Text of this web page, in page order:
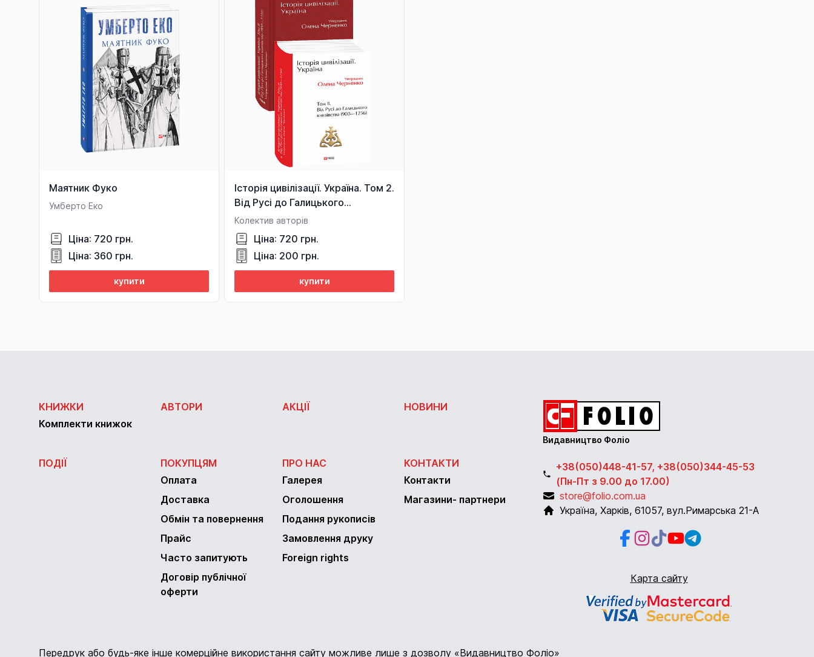
Маятник Фуко
Умберто Еко
Ціна: 720 грн.
Ціна: 360 грн.
купити
Історія цивілізації. Україна. Том 2.
Від Русі до Галицького
князівства (900–1256)
Колектив авторів
Ціна: 720 грн.
Ціна: 200 грн.
купити
КНИЖКИ
Комплекти книжок
АВТОРИ АКЦІЇ НОВИНИ
ПОДІЇ
ПОКУПЦЯМ
Оплата
Доставка
Обмін та повернення
Прайс
Часто запитують
Договір публічної
оферти
ПРО НАС
Галерея
Оголошення
Подання рукописів
Замовлення друку
Foreign rights
КОНТАКТИ
Контакти
Магазини- партнери
Видавництво Фоліо
+38(050)448-41-57, +38(050)344-45-53
(Пн-Пт з 9.00 до 17.00)
store@folio.com.ua
Україна, Харків, 61057, вул.Римарська 21-А
Facebook
Instagram
Instagram
YoutubeTelegram
Карта сайту
Передрук або будь-яке інше комерційне використання сайту можливе лише з дозволу «Видавництво Фоліо»